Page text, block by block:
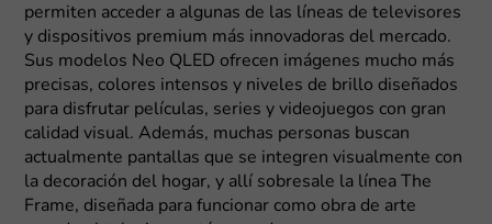
permiten acceder a algunas de las líneas de televisores
y dispositivos premium más innovadoras del mercado.
Sus modelos Neo QLED ofrecen imágenes mucho más
precisas, colores intensos y niveles de brillo diseñados
para disfrutar películas, series y videojuegos con gran
calidad visual. Además, muchas personas buscan
actualmente pantallas que se integren visualmente con
la decoración del hogar, y allí sobresale la línea The
Frame, diseñada para funcionar como obra de arte